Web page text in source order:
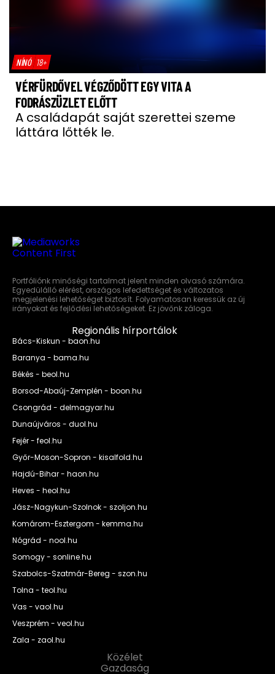
NÍNÓ 18+
VÉRFÜRDŐVEL VÉGZŐDÖTT EGY VITA A
FODRÁSZÜZLET ELŐTT
A családapát saját szerettei szeme
láttára lőtték le.
Portfóliónk minőségi tartalmat jelent minden olvasó számára.
Egyedülálló elérést, országos lefedettséget és változatos
megjelenési lehetőséget biztosít. Folyamatosan keressük az új
irányokat és fejlődési lehetőségeket. Ez jövőnk záloga.
Regionális hírportálok
Bács-Kiskun - baon.hu
Baranya - bama.hu
Békés - beol.hu
Borsod-Abaúj-Zemplén - boon.hu
Csongrád - delmagyar.hu
Dunaújváros - duol.hu
Fejér - feol.hu
Győr-Moson-Sopron - kisalfold.hu
Hajdú-Bihar - haon.hu
Heves - heol.hu
Jász-Nagykun-Szolnok - szoljon.hu
Komárom-Esztergom - kemma.hu
Nógrád - nool.hu
Somogy - sonline.hu
Szabolcs-Szatmár-Bereg - szon.hu
Tolna - teol.hu
Vas - vaol.hu
Veszprém - veol.hu
Zala - zaol.hu
Közélet
Gazdaság